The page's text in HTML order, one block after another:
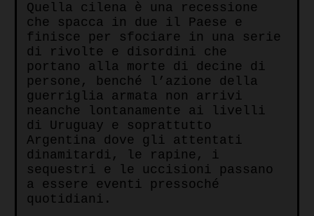
Quella cilena è una recessione
che spacca in due il Paese e
finisce per sfociare in una serie
di rivolte e disordini che
portano alla morte di decine di
persone, benché l’azione della
guerriglia armata non arrivi
neanche lontanamente ai livelli
di Uruguay e soprattutto
Argentina dove gli attentati
dinamitardi, le rapine, i
sequestri e le uccisioni passano
a essere eventi pressoché
quotidiani.